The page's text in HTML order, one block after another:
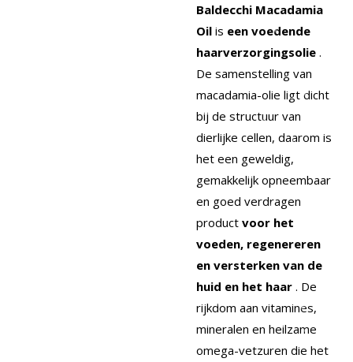
Baldecchi Macadamia
Oil is een voedende
haarverzorgingsolie .
De samenstelling van
macadamia-olie ligt dicht
bij de structuur van
dierlijke cellen, daarom is
het een geweldig,
gemakkelijk opneembaar
en goed verdragen
product voor het
voeden, regenereren
en versterken van de
huid en het haar . De
rijkdom aan vitamines,
mineralen en heilzame
omega-vetzuren die het